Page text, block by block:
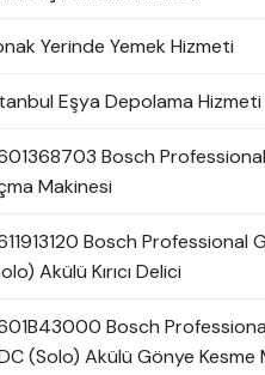
Yerinde Yemek Hizmeti
Eşya Depolama Hizmeti
Bosch
Makinesi
Bosch Professional
Akülü Kırıcı Delici
Bosch
(Solo) Akülü Gönye Kesme